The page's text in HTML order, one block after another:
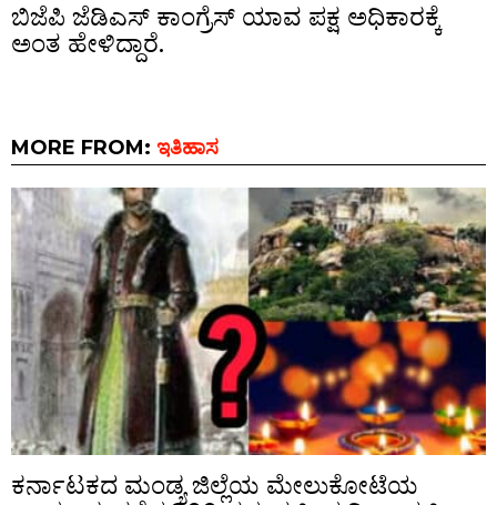
ಬಿಜೆಪಿ ಜೆಡಿಎಸ್ ಕಾಂಗ್ರೆಸ್ ಯಾವ ಪಕ್ಷ ಅಧಿಕಾರಕ್ಕೆ
ಅಂತ ಹೇಳಿದ್ದಾರೆ.
MORE FROM: ಇತಿಹಾಸ
ಕರ್ನಾಟಕದ ಮಂಡ್ಯ ಜಿಲ್ಲೆಯ ಮೇಲುಕೋಟೆಯ